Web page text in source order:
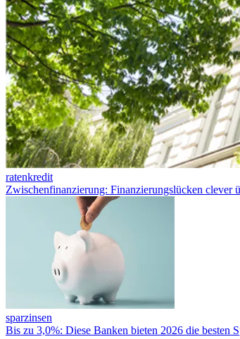
ratenkredit
Zwischenfinanzierung: Finanzierungslücken clever
sparzinsen
Bis zu 3,0%: Diese Banken bieten 2026 die besten